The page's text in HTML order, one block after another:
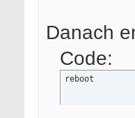
Danach
Code:
reboot